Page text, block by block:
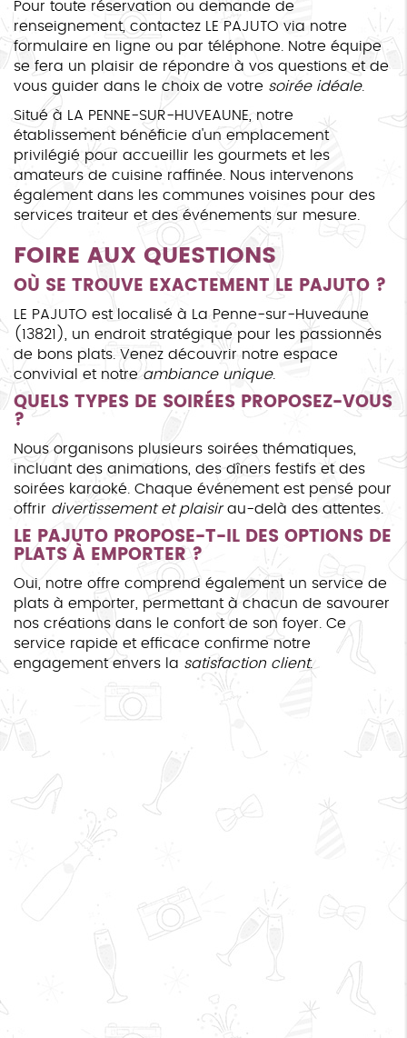
Pour toute réservation ou demande de
renseignement, contactez LE PAJUTO via notre
formulaire en ligne ou par téléphone. Notre équipe
se fera un plaisir de répondre à vos questions et de
vous guider dans le choix de votre soirée idéale.
Situé à LA PENNE-SUR-HUVEAUNE, notre
établissement bénéficie d'un emplacement
privilégié pour accueillir les gourmets et les
amateurs de cuisine raffinée. Nous intervenons
également dans les communes voisines pour des
services traiteur et des événements sur mesure.
FOIRE AUX QUESTIONS
OÙ SE TROUVE EXACTEMENT LE PAJUTO ?
LE PAJUTO est localisé à La Penne-sur-Huveaune
(13821), un endroit stratégique pour les passionnés
de bons plats. Venez découvrir notre espace
convivial et notreambiance unique.
QUELS TYPES DE SOIRÉES PROPOSEZ-VOUS
?
Nous organisons plusieurs soirées thématiques,
incluant des animations, des dîners festifs et des
soirées karaoké. Chaque événement est pensé pour
offrir divertissement et plaisirau-delà des attentes.
LE PAJUTO PROPOSE-T-IL DES OPTIONS DE
PLATS À EMPORTER ?
Oui, notre offre comprend également un service de
plats à emporter, permettant à chacun de savourer
nos créations dans le confort de son foyer. Ce
service rapide et efficace confirme notre
engagement envers la satisfaction client.